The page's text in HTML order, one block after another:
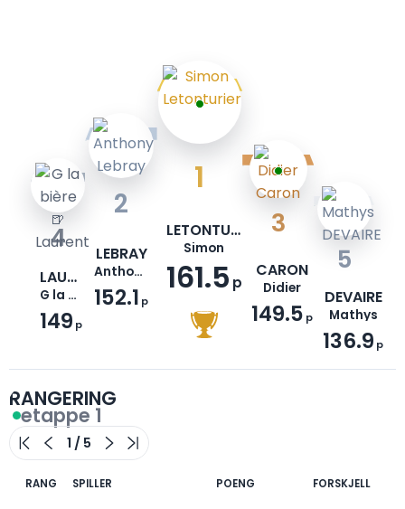
1
LETONTURIER
Simon
161.5 p
2
LEBRAY
Anthony
152.1 p
3
CARON
Didier
149.5 p
4
LAURENT
G la bière🍺
149 p
5
DEVAIRE
Mathys
136.9 p
RANGERING
etappe 1
RANG SPILLER POENG FORSKJELL